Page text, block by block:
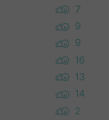
7
9
9
16
13
14
2